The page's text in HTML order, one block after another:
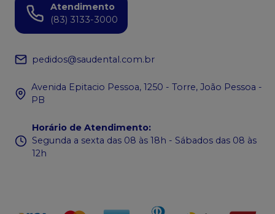
Atendimento
(83) 3133-3000
pedidos@saudental.com.br
Avenida Epitacio Pessoa, 1250 - Torre, João Pessoa -
PB
Horário de Atendimento:
Segunda a sexta das 08 às 18h - Sábados das 08 às
12h